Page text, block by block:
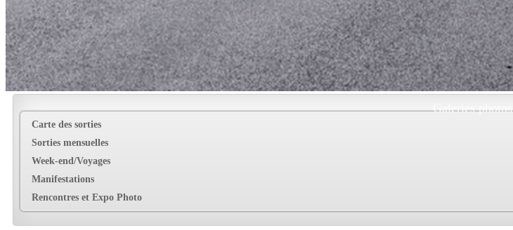
Galeries photos
Carte des sorties
Sorties mensuelles
Week-end/Voyages
Manifestations
Rencontres et Expo Photo